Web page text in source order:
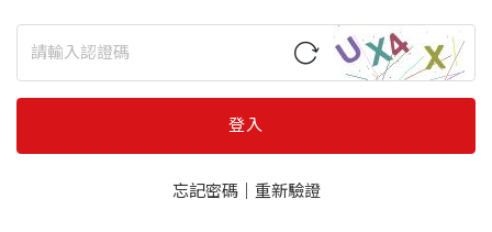
登入
忘記密碼｜ 重新驗證